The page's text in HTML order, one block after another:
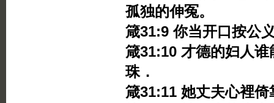
孤独的伸冤。
箴31:9 你当开口按公
箴31:10 才德的妇人
珠．
箴31:11 她丈夫心裡